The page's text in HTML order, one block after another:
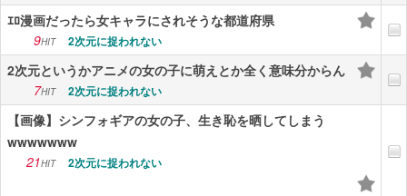
ｴﾛ漫画だったら女キャラにされそうな都道府県
9HIT 2次元に捉われない
2次元というかアニメの女の子に萌えとか全く意味分からん
7HIT 2次元に捉われない
【画像】シンフォギアの女の子、生き恥を晒してしまう
wwwwwww
21HIT 2次元に捉われない